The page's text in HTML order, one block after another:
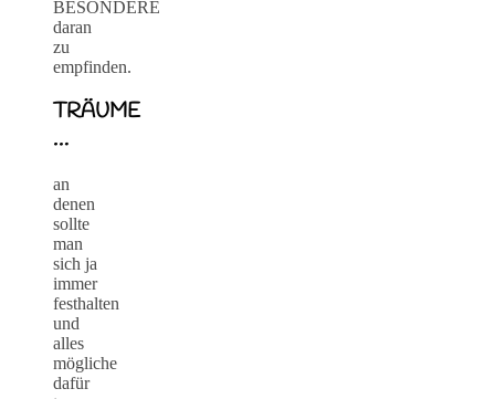
BESONDERE
daran
zu
empfinden.
TRÄUME
…
an
denen
sollte
man
sich ja
immer
festhalten
und
alles
mögliche
dafür